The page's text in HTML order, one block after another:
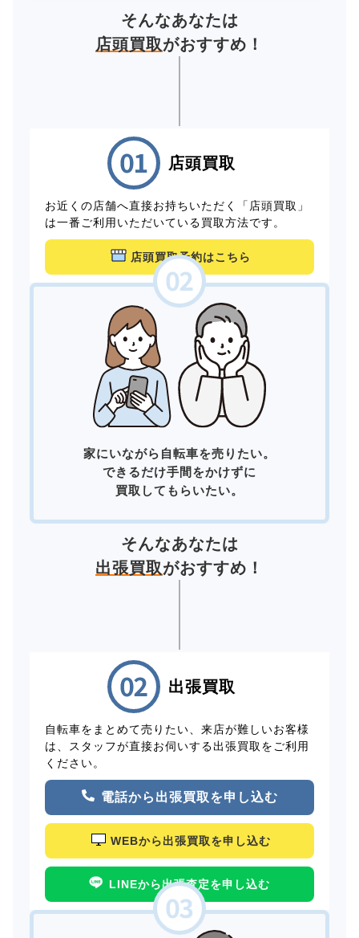
そんなあなたは
店頭買取がおすすめ！
店頭買取
お近くの店舗へ直接お持ちいただく「店頭買取」
は一番ご利用いただいている買取方法です。
店頭買取予約はこちら
家にいながら自転車を売りたい。
できるだけ手間をかけずに
買取してもらいたい。
そんなあなたは
出張買取がおすすめ！
出張買取
自転車をまとめて売りたい、来店が難しいお客様
は、スタッフが直接お伺いする出張買取をご利用
ください。
電話から出張買取を申し込む
WEBから出張買取を申し込む
LINEから出張査定を申し込む